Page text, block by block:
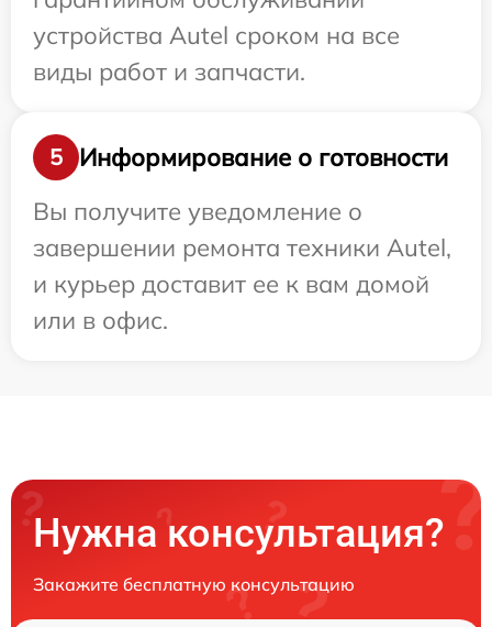
устройства Autel сроком на все
виды работ и запчасти.
5
Информирование о готовности
Вы получите уведомление о
завершении ремонта техники Autel,
и курьер доставит ее к вам домой
или в офис.
Нужна консультация?
Закажите бесплатную консультацию